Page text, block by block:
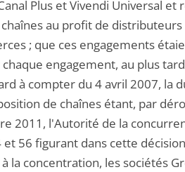
Plus et Vivendi Universal
au profit de
; que ces engagements
engagement, au plus
à compter du 4 avril 2007, la
de chaînes étant, par
2011, l'Autorité de la
56 figurant dans cette
concentration, les sociétés